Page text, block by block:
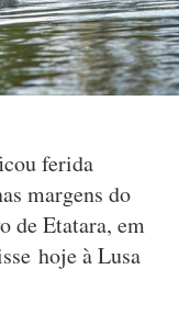
ferida
margens do
de Etatara, em
hoje à Lusa